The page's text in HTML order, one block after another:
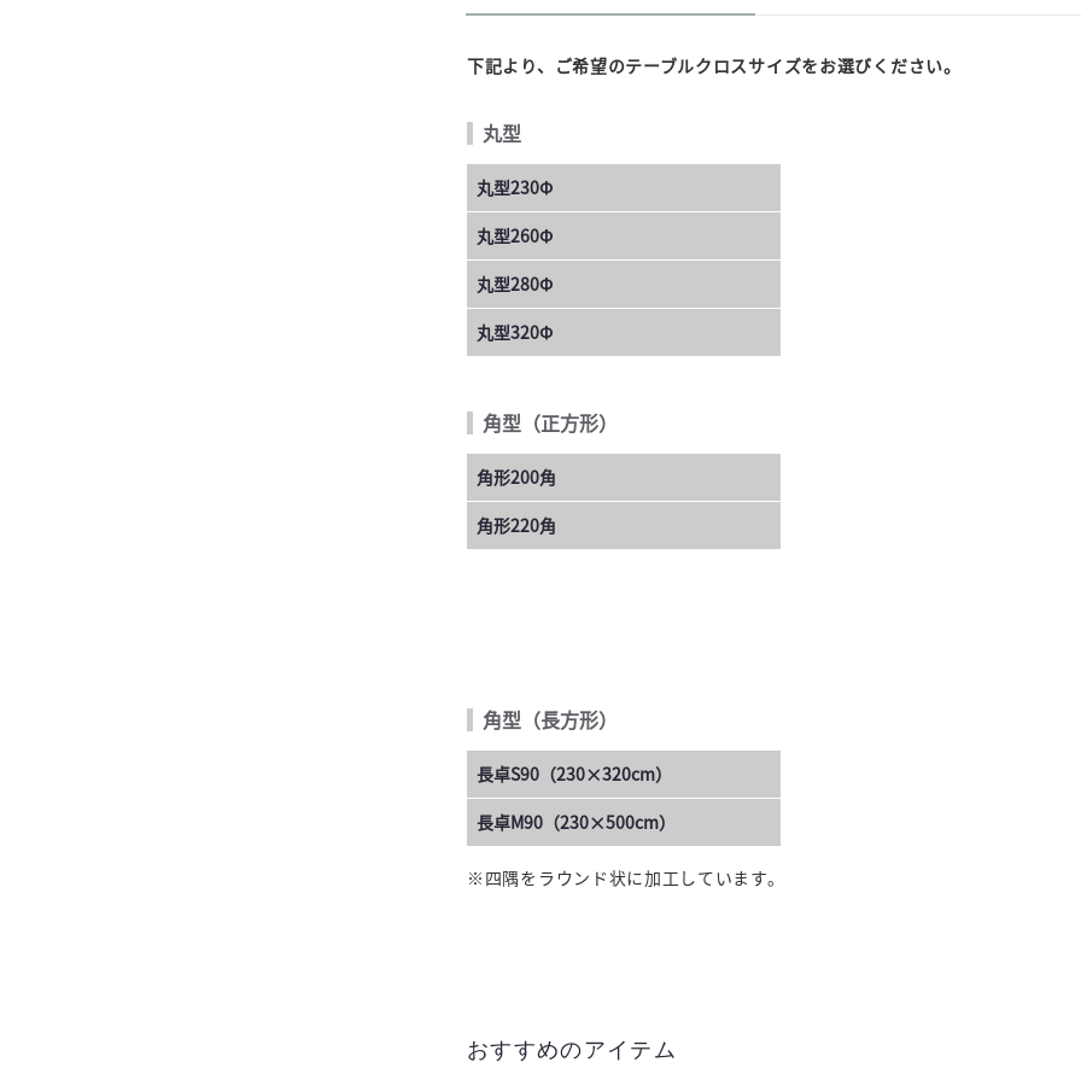
下記より、ご希望のテーブルクロスサイズをお選びください。
丸型
丸型230Φ
丸型260Φ
丸型280Φ
丸型320Φ
角型（正方形）
角形200角
角形220角
角型（長方形）
長卓S90（230×320cm）
長卓M90（230×500cm）
※四隅をラウンド状に加工しています。
おすすめのアイテム